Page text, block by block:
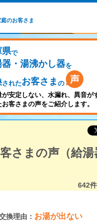
庭のお客さま
県で
器・湯沸かし器を
されたお客さま の
安定しない、水漏れ、異音が
客さまの声をご紹介します。
さまの声（給湯
642
換理由： お湯が出ない